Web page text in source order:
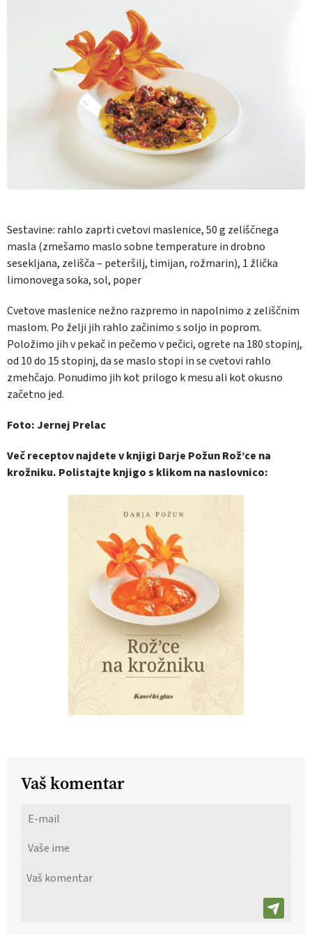
Sestavine: rahlo zaprti cvetovi maslenice, 50 g zeliščnega
masla (zmešamo maslo sobne temperature in drobno
sesekljana, zelišča – peteršilj, timijan, rožmarin), 1 žlička
limonovega soka, sol, poper
Cvetove maslenice nežno razpremo in napolnimo z zeliščnim
maslom. Po želji jih rahlo začinimo s soljo in poprom.
Položimo jih v pekač in pečemo v pečici, ogrete na 180 stopinj,
od 10 do 15 stopinj, da se maslo stopi in se cvetovi rahlo
zmehčajo. Ponudimo jih kot prilogo k mesu ali kot okusno
začetno jed.
Foto: Jernej Prelac
Več receptov najdete v knjigi Darje Požun Rož’ce na
krožniku. Polistajte knjigo s klikom na naslovnico:
Vaš komentar